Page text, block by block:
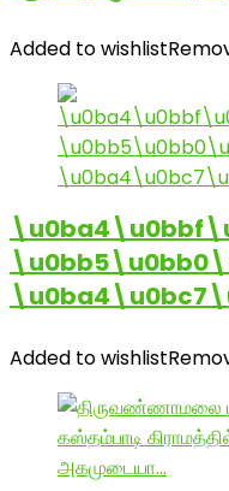
Added to wishlist
Added to wishlist